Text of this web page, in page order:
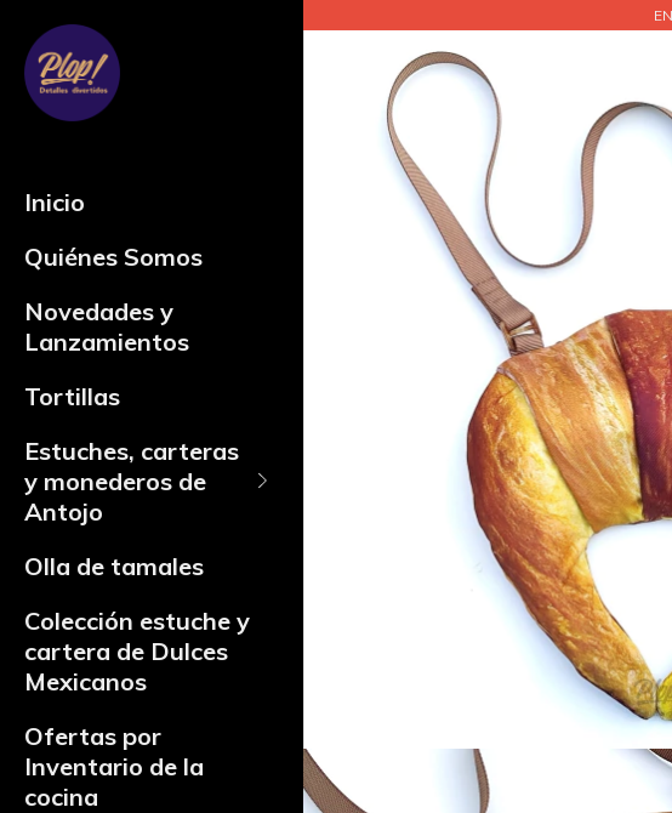
Inicio
Quiénes Somos
Novedades y
Lanzamientos
Tortillas
Estuches, carteras
y monederos de
Antojo
Olla de tamales
Colección estuche y
cartera de Dulces
Mexicanos
Ofertas por
Inventario de la
cocina